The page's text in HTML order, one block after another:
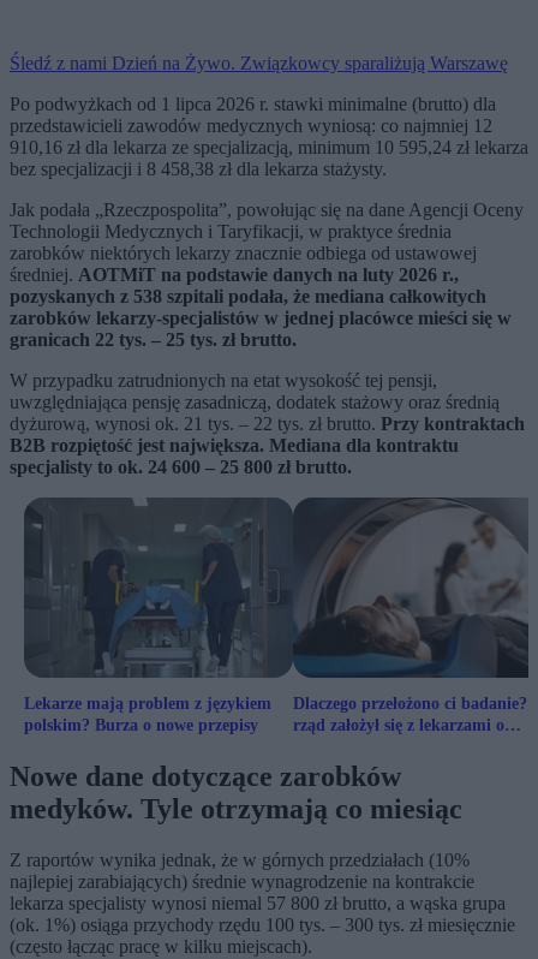
Śledź z nami Dzień na Żywo. Związkowcy sparaliżują Warszawę
Po podwyżkach od 1 lipca 2026 r. stawki minimalne (brutto) dla
przedstawicieli zawodów medycznych wyniosą: co najmniej 12
910,16 zł dla lekarza ze specjalizacją, minimum 10 595,24 zł lekarza
bez specjalizacji i 8 458,38 zł dla lekarza stażysty.
Jak podała „Rzeczpospolita”, powołując się na dane Agencji Oceny
Technologii Medycznych i Taryfikacji, w praktyce średnia
zarobków niektórych lekarzy znacznie odbiega od ustawowej
średniej. AOTMiT na podstawie danych na luty 2026 r.,
pozyskanych z 538 szpitali podała, że mediana całkowitych
zarobków lekarzy-specjalistów w jednej placówce mieści się w
granicach 22 tys. – 25 tys. zł brutto.
W przypadku zatrudnionych na etat wysokość tej pensji,
uwzględniająca pensję zasadniczą, dodatek stażowy oraz średnią
dyżurową, wynosi ok. 21 tys. – 22 tys. zł brutto. Przy kontraktach
B2B rozpiętość jest największa. Mediana dla kontraktu
specjalisty to ok. 24 600 – 25 800 zł brutto.
Lekarze mają problem z językiem
polskim? Burza o nowe przepisy
Dlaczego przełożono ci badanie?
rząd założył się z lekarzami o
Nowe dane dotyczące zarobków
medyków. Tyle otrzymają co miesiąc
Z raportów wynika jednak, że w górnych przedziałach (10%
najlepiej zarabiających) średnie wynagrodzenie na kontrakcie
lekarza specjalisty wynosi niemal 57 800 zł brutto, a wąska grupa
(ok. 1%) osiąga przychody rzędu 100 tys. – 300 tys. zł miesięcznie
(często łącząc pracę w kilku miejscach).